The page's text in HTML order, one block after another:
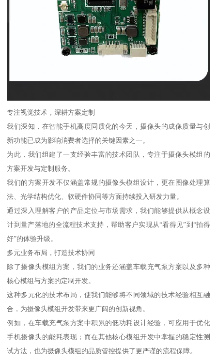
专注视觉技术，深耕方案定制
我们深知，在智能手机高度同质化的今天，摄像头的成像质量与创
新功能已成为影响消费者选择的关键因素之一。
为此，我们组建了一支经验丰富的技术团队，专注于摄像头模组的
方案开发与定制服务。
我们的方案开发不仅涵盖常规的摄像头模组设计，更在图像处理算
法、光学结构优化、软硬件协同等方面持续投入研发力量。
通过深入理解客户的产品定位与市场需求，我们能够提供从概念设
计到量产落地的全流程技术支持，帮助客户实现从“看得见”到“拍得
好”的体验升级。
多元业务布局，打造技术协同
除了摄像头模组方案，我们的业务还涵盖车载充气泵方案以及多种
核心模组与方案的定制开发。
这种多元化的技术布局，使我们能够将不同领域的技术经验相互融
合，为摄像头模组开发带来更广阔的创新视角。
例如，在车载充气泵方案中积累的低功耗设计经验，可应用于优化
手机摄像头的能耗表现；而在其他核心模组开发中掌握的稳定性测
试方法，也为摄像头模组的品质管控提供了更严谨的流程保障。